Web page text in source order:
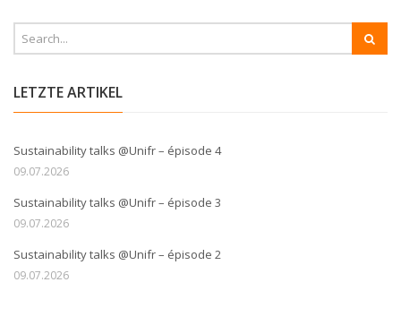
LETZTE ARTIKEL
Sustainability talks @Unifr – épisode 4
09.07.2026
Sustainability talks @Unifr – épisode 3
09.07.2026
Sustainability talks @Unifr – épisode 2
09.07.2026